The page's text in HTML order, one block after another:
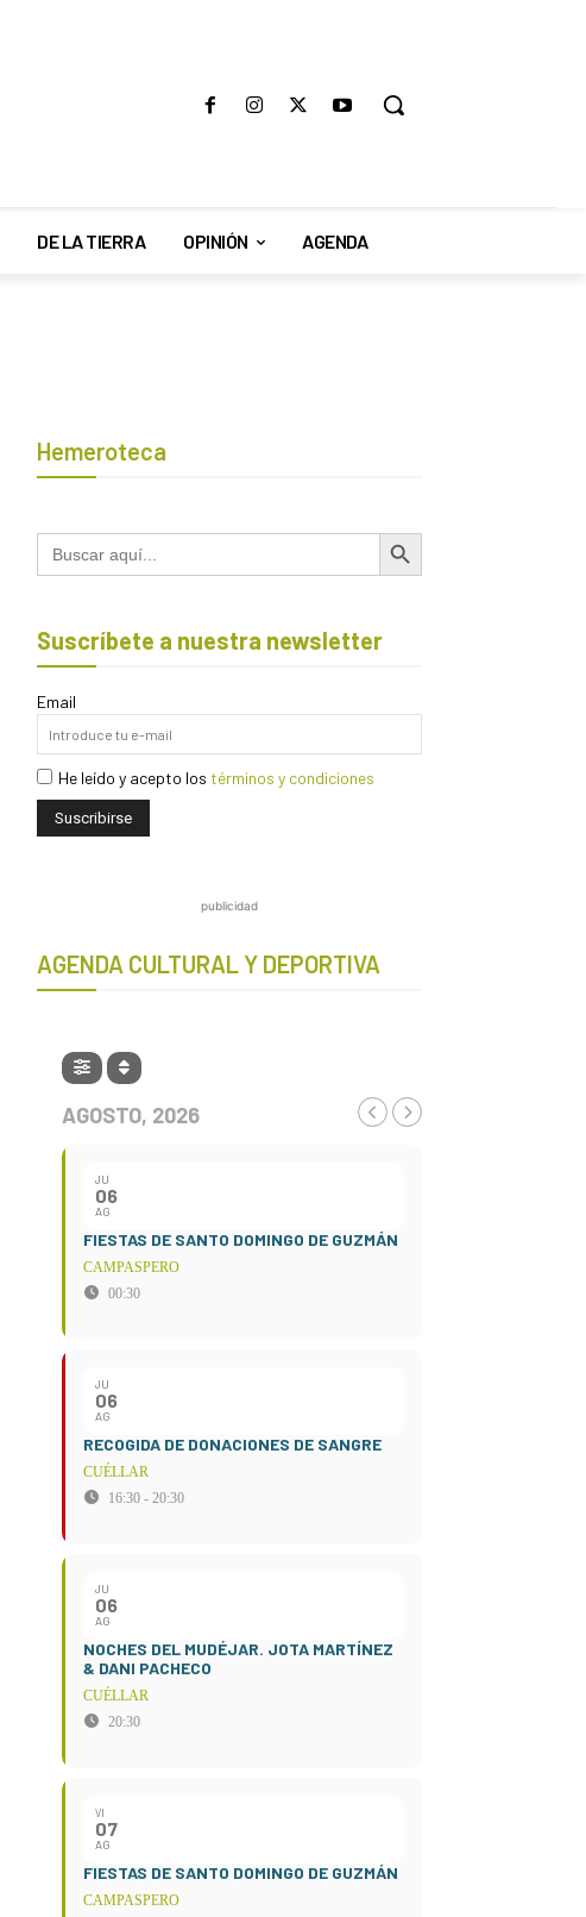
DE LA TIERRA OPINIÓN AGENDA
Hemeroteca
Buscar: Botón de búsqueda
Suscríbete a nuestra newsletter
Email
He leído y acepto los términos y condiciones
publicidad
AGENDA CULTURAL Y DEPORTIVA
AGOSTO, 2026
JU
06
AG
FIESTAS DE SANTO DOMINGO DE GUZMÁN
CAMPASPERO
00:30
JU
06
AG
RECOGIDA DE DONACIONES DE SANGRE
CUÉLLAR
16:30 - 20:30
JU
06
AG
NOCHES DEL MUDÉJAR. JOTA MARTÍNEZ
& DANI PACHECO
CUÉLLAR
20:30
VI
07
AG
FIESTAS DE SANTO DOMINGO DE GUZMÁN
CAMPASPERO